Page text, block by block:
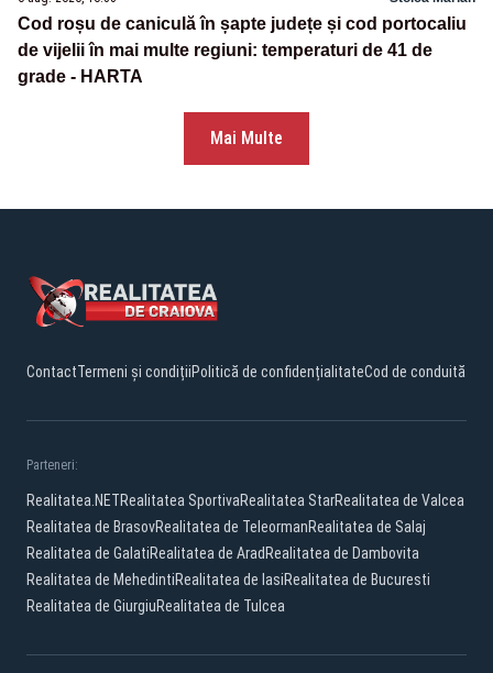
Cod roșu de caniculă în șapte județe și cod portocaliu
de vijelii în mai multe regiuni: temperaturi de 41 de
grade - HARTA
Mai Multe
ContactTermeni și condițiiPolitică de confidențialitateCod de conduită
Parteneri:
Realitatea.NETRealitatea SportivaRealitatea StarRealitatea de Valcea
Realitatea de BrasovRealitatea de TeleormanRealitatea de Salaj
Realitatea de GalatiRealitatea de Arad Realitatea de Dambovita
Realitatea de MehedintiRealitatea de IasiRealitatea de Bucuresti
Realitatea de GiurgiuRealitatea de Tulcea